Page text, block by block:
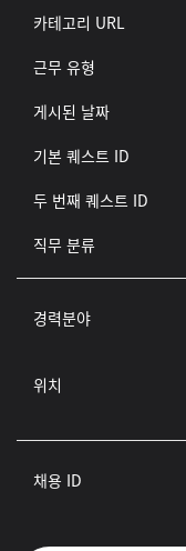
카테고리 URL
근무 유형
게시된 날짜
기본 퀘스트 ID
두 번째 퀘스트 ID
직무 분류
경력분야
위치
채용 ID